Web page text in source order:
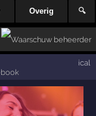
Overig 🔍
ical